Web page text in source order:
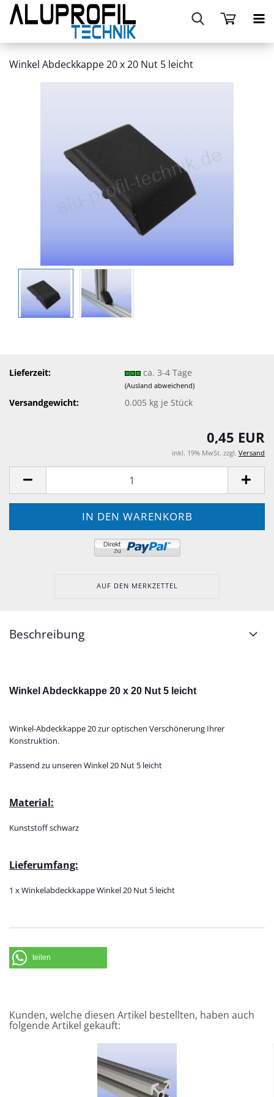
Winkel Abdeckkappe 20 x 20 Nut 5 leicht
Lieferzeit: ca. 3-4 Tage
(Ausland abweichend)
Versandgewicht: 0.005 kg je Stück
0,45 EUR
inkl. 19% MwSt. zzgl. Versand
AUF DEN MERKZETTEL
Beschreibung
Winkel Abdeckkappe 20 x 20 Nut 5 leicht
Winkel-Abdeckkappe 20 zur optischen Verschönerung Ihrer
Konstruktion.
Passend zu unseren Winkel 20 Nut 5 leicht
Material:
Kunststoff schwarz
Lieferumfang:
1 x Winkelabdeckkappe Winkel 20 Nut 5 leicht
teilen
Kunden, welche diesen Artikel bestellten, haben auch
folgende Artikel gekauft: